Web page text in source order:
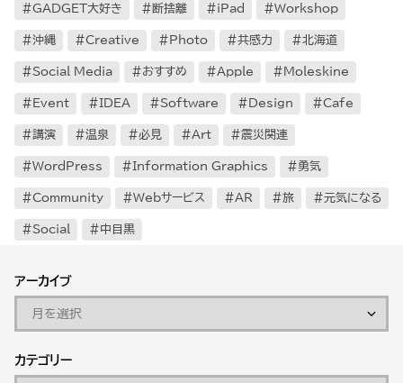
GADGET大好き 断捨離 iPad Workshop
沖縄 Creative Photo 共感力 北海道
Social Media おすすめ Apple Moleskine
Event IDEA Software Design Cafe
講演 温泉 必見 Art 震災関連
WordPress Information Graphics 勇気
Community Webサービス AR 旅 元気になる
Social 中目黒
アーカイブ
カテゴリー